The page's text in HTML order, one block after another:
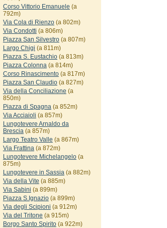
Corso Vittorio Emanuele (a
792m)
Via Cola di Rienzo(a 802m)
Via Condotti (a 806m)
Piazza San Silvestro(a 807m)
Largo Chigi (a 811m)
Piazza S. Eustachio(a 813m)
Piazza Colonna(a 814m)
Corso Rinascimento(a 817m)
Piazza San Claudio(a 827m)
Via della Conciliazione (a
850m)
Piazza di Spagna(a 852m)
Via Acciaioli (a 857m)
Lungotevere Arnaldo da
Brescia(a 857m)
Largo Teatro Valle (a 867m)
Via Frattina(a 872m)
Lungotevere Michelangelo(a
875m)
Lungotevere in Sassia(a 882m)
Via della Vite (a 885m)
Via Sabini (a 899m)
Piazza S.Ignazio(a 899m)
Via degli Scipioni (a 912m)
Via del Tritone (a 915m)
Borgo Santo Spirito(a 922m)